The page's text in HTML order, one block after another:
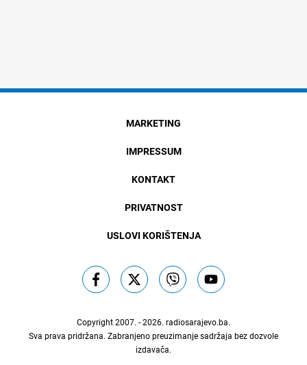
MARKETING
IMPRESSUM
KONTAKT
PRIVATNOST
USLOVI KORIŠTENJA
Copyright 2007. - 2026. radiosarajevo.ba.
Sva prava pridržana. Zabranjeno preuzimanje sadržaja bez dozvole
izdavača.